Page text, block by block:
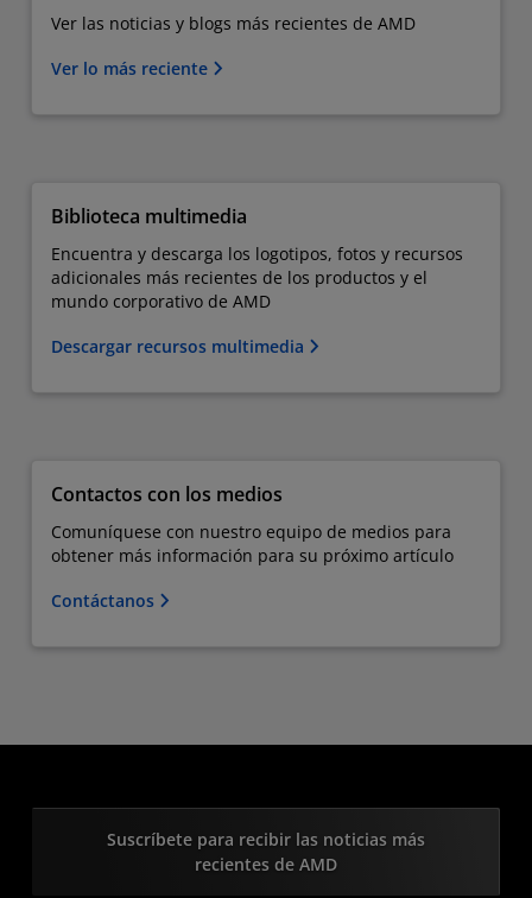
Ver las noticias y blogs más recientes de AMD
Ver lo más reciente
Biblioteca multimedia
Encuentra y descarga los logotipos, fotos y recursos
adicionales más recientes de los productos y el
mundo corporativo de AMD
Descargar recursos multimedia
Contactos con los medios
Comuníquese con nuestro equipo de medios para
obtener más información para su próximo artículo
Contáctanos
Suscríbete para recibir las noticias más
recientes de AMD